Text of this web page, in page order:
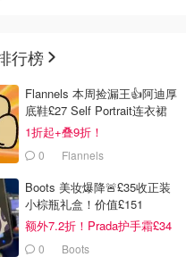
行榜
Flannels 本周捡漏王👍阿迪厚
底鞋£27 Self Portrait连衣裙
£63
1折起+叠9折！
0 Flannels
Boots 美妆爆降🚨£35收正装
小棕瓶礼盒！价值£151
额外7.2折！Prada护手霜£34
0 Boots